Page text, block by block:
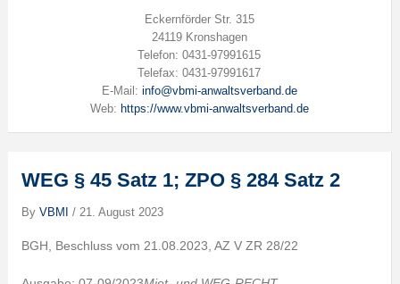
Eckernförder Str. 315
24119 Kronshagen
Telefon: 0431-97991615
Telefax: 0431-97991617
E-Mail: info@vbmi-anwaltsverband.de
Web: https://www.vbmi-anwaltsverband.de
WEG § 45 Satz 1; ZPO § 284 Satz 2
By VBMI / 21. August 2023
BGH, Beschluss vom 21.08.2023, AZ V ZR 28/22